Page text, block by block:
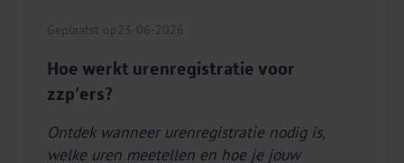
Geplaatst op 23-06-2026
Hoe werkt urenregistratie voor
zzp’ers?
Ontdek wanneer urenregistratie nodig is,
welke uren meetellen en hoe je jouw